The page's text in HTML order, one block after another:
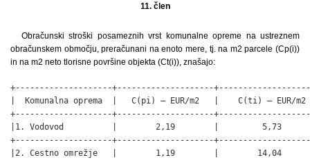
11. člen
Obračunski stroški posameznih vrst komunalne opreme na ustreznem
obračunskem območju, preračunani na enoto mere, tj. na m2 parcele (Cp(i))
in na m2 neto tlorisne površine objekta (Ct(i)), znašajo:
+--------------------+--------------------
|  Komunalna oprema  |   C(pi) – EUR/m2   |    C(ti) – EUR/
+--------------------+--------------------
|1. Vodovod          |        2,19        |         5,73
+--------------------+--------------------
|2. Cestno omrežje   |        1,19        |        14,04